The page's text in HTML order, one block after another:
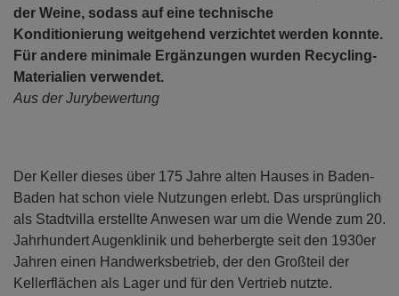
der Weine, sodass auf eine technische
Konditionierung weitgehend verzichtet werden konnte.
Für andere minimale Ergänzungen wurden Recycling-
Materialien verwendet.
Aus der Jurybewertung
Der Keller dieses über 175 Jahre alten Hauses in Baden-
Baden hat schon viele Nutzungen erlebt. Das ursprünglich
als Stadtvilla erstellte Anwesen war um die Wende zum 20.
Jahrhundert Augenklinik und beherbergte seit den 1930er
Jahren einen Handwerksbetrieb, der den Großteil der
Kellerflächen als Lager und für den Vertrieb nutzte.